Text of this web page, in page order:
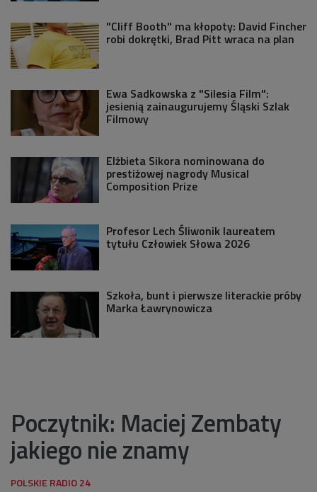
"Cliff Booth" ma kłopoty: David Fincher
robi dokrętki, Brad Pitt wraca na plan
Ewa Sadkowska z "Silesia Film":
jesienią zainaugurujemy Śląski Szlak
Filmowy
Elżbieta Sikora nominowana do
prestiżowej nagrody Musical
Composition Prize
Profesor Lech Śliwonik laureatem
tytułu Człowiek Słowa 2026
Szkoła, bunt i pierwsze literackie próby
Marka Ławrynowicza
Poczytnik: Maciej Zembaty
jakiego nie znamy